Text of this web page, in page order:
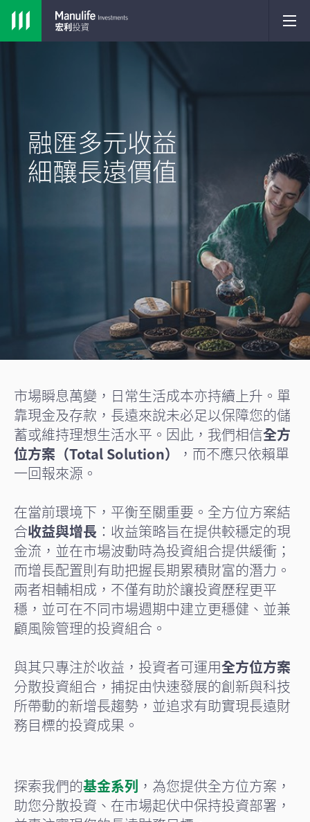
融匯多元收益
細釀長遠價值
市場瞬息萬變，日常生活成本亦持續上升。單
靠現金及存款，長遠來說未必足以保障您的儲
蓄或維持理想生活水平。因此，我們相信全方
位方案（Total Solution）
，而不應只依賴單
一回報來源。
在當前環境下，平衡至關重要。全方位方案結
合收益與增長 ：收益策略旨在提供較穩定的現
金流，並在市場波動時為投資組合提供緩衝；
而增長配置則有助把握長期累積財富的潛力。
兩者相輔相成，不僅有助於讓投資歷程更平
穩，並可在不同市場週期中建立更穩健、並兼
顧風險管理的投資組合。
與其只專注於收益，投資者可運用全方位方案
分散投資組合，捕捉由快速發展的創新與科技
所帶動的新增長趨勢，並追求有助實現長遠財
務目標的投資成果。
探索我們的基金系列 ，為您提供全方位方案，
助您分散投資、在市場起伏中保持投資部署，